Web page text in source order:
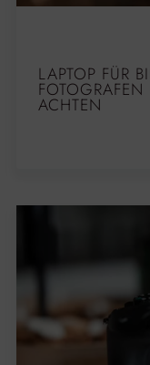
LAPTOP FÜR
ACHTEN